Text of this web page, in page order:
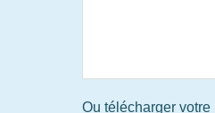
Ou télécharger votre